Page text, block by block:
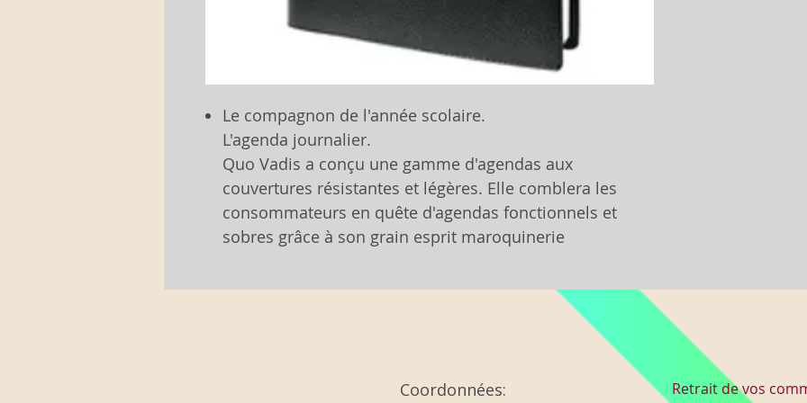
Le compagnon de l'année scolaire.
L'agenda journalier.
Quo Vadis a conçu une gamme d'agendas aux
couvertures résistantes et légères. Elle comblera les
consommateurs en quête d'agendas fonctionnels et
sobres grâce à son grain esprit maroquinerie
Coordonnées:
Retrait de vos